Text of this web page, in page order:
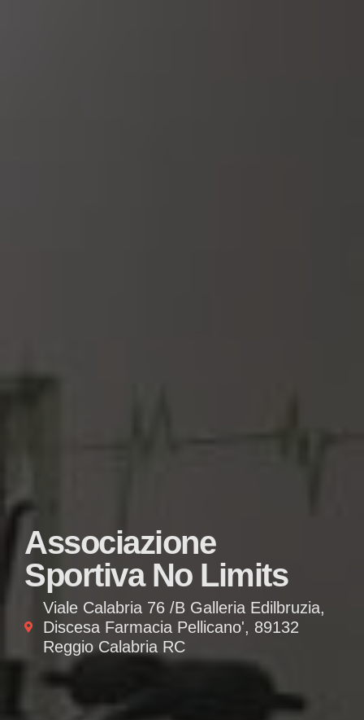
Associazione
Sportiva No Limits
Viale Calabria 76 /B Galleria Edilbruzia,
Discesa Farmacia Pellicano', 89132
Reggio Calabria RC